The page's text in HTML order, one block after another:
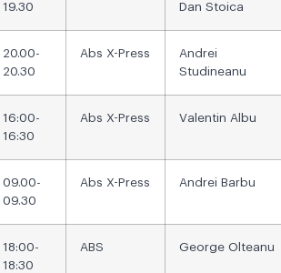
19.30
Dan Stoica
20.00-
20.30
Abs X-Press
Andrei
Studineanu
16:00-
16:30
Abs X-Press Valentin Albu
09.00-
09.30
Abs X-Press Andrei Barbu
18:00-
18:30
ABS George Olteanu